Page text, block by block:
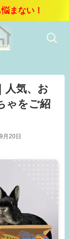
まない！
人気、お
ゃをご紹
月20日